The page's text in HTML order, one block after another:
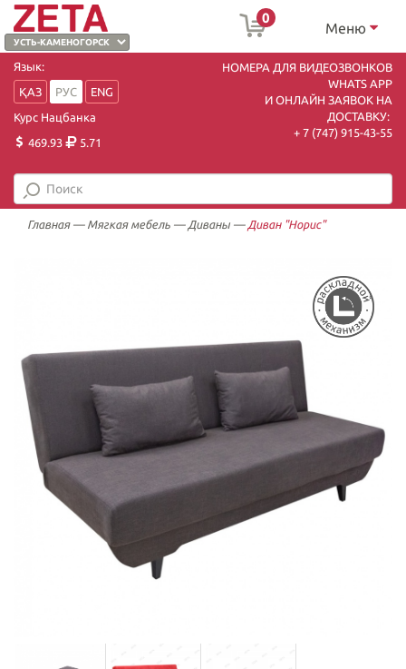
0
Меню
Язык:
ҚАЗ
РУС
ENG
Курс Нацбанка
469.93
5.71
НОМЕРА ДЛЯ ВИДЕОЗВОНКОВ
WHATS APP
И ОНЛАЙН ЗАЯВОК НА
ДОСТАВКУ:
+ 7 (747) 915-43-55
Главная— Мягкая мебель — Диваны — Диван "Норис"